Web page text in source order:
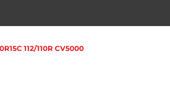
112/110R CV5000 FIRESTONE